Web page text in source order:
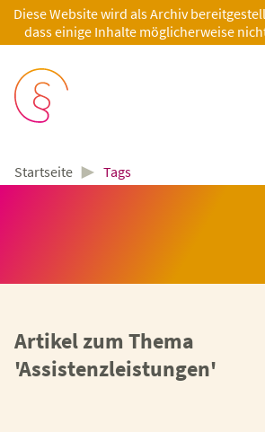
Diese Website wird als Archiv
dass einige Inhalte möglicherweise
Startseite ► Tags
Artikel zum Thema
'Assistenzleistungen'